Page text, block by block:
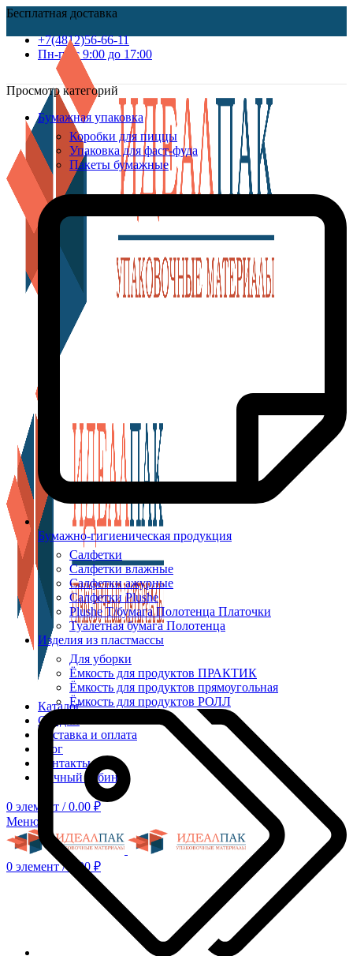
Бесплатная доставка
+7(4812)56-66-11
Пн-пт c 9:00 до 17:00
Каталог
Скидки
Доставка и оплата
Блог
Контакты
Личный кабинет
0 элемент / 0.00 ₽
Меню
0 элемент / 0.00 ₽
Просмотр категорий
Бумажная упаковка
Коробки для пиццы
Упаковка для фаст-фуда
Пакеты бумажные
Бумажно-гигиеническая продукция
Салфетки
Салфетки влажные
Салфетки ажурные
Салфетки Plushe
Plushe Т/бумага Полотенца Платочки
Туалетная бумага Полотенца
Изделия из пластмассы
Для уборки
Ёмкость для продуктов ПРАКТИК
Ёмкость для продуктов прямоугольная
Ёмкость для продуктов РОЛЛ